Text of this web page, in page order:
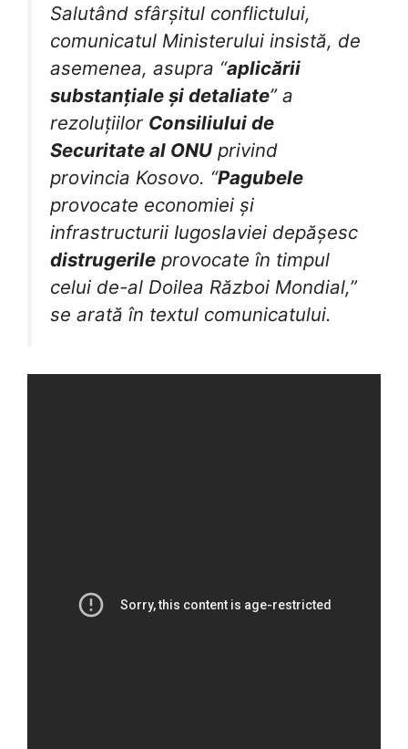
Salutând sfârșitul conflictului,
comunicatul Ministerului insistă, de
asemenea, asupra “aplicării
substanțiale și detaliate” a
rezoluțiilor Consiliului de
Securitate al ONU privind
provincia Kosovo. “Pagubele
provocate economiei și
infrastructurii Iugoslaviei depășesc
distrugerile provocate în timpul
celui de-al Doilea Război Mondial,”
se arată în textul comunicatului.